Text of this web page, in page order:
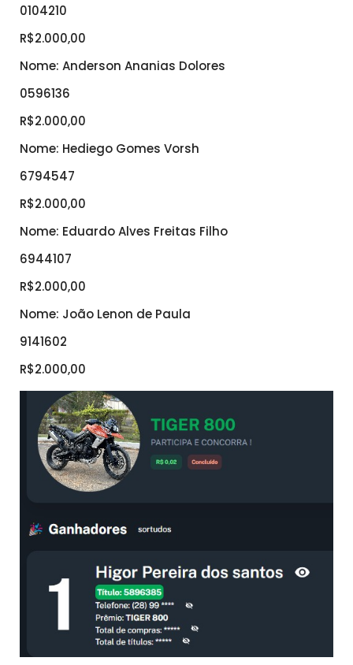
0104210
R$2.000,00
Nome: Anderson Ananias Dolores
0596136
R$2.000,00
Nome: Hediego Gomes Vorsh
6794547
R$2.000,00
Nome: Eduardo Alves Freitas Filho
6944107
R$2.000,00
Nome: João Lenon de Paula
9141602
R$2.000,00